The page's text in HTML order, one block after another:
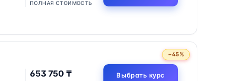
ПОЛНАЯ СТОИМОСТЬ
−45%
653 750 ₸ Выбрать курс